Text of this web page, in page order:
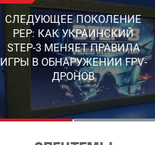
СЛЕДУЮЩЕЕ ПОКОЛЕНИЕ
PEP: КАК УКРАИНСКИЙ
STEP-3 МЕНЯЕТ ПРАВИЛА
ИГРЫ В ОБНАРУЖЕНИИ FPV-
ДРОНОВ
РАБОТАЮТ НА ПЕРЕДОВОЙ:
ПОДДЕРЖИТЕ ВОЕНКОРОВ
"5 КАНАЛА", КОТОРЫЕ
СНИМАЮТ НА САМЫХ
ГОРЯЧИХ НАПРАВЛЕНИЯХ
ФРОНТА